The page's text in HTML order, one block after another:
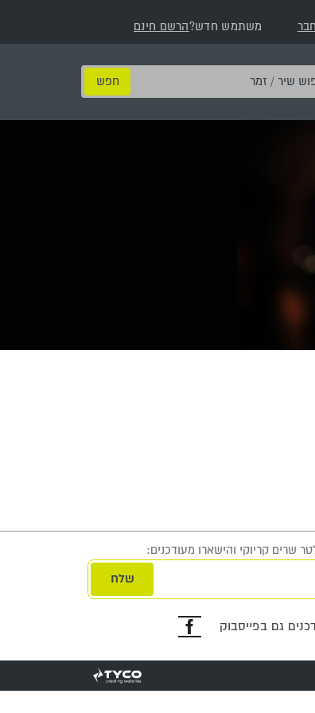
משתמש חדש?הרשם חינם
חיפוש
שיר
/
שרים קריוקי והישארו מעודכנים:
גם בפייסבוק